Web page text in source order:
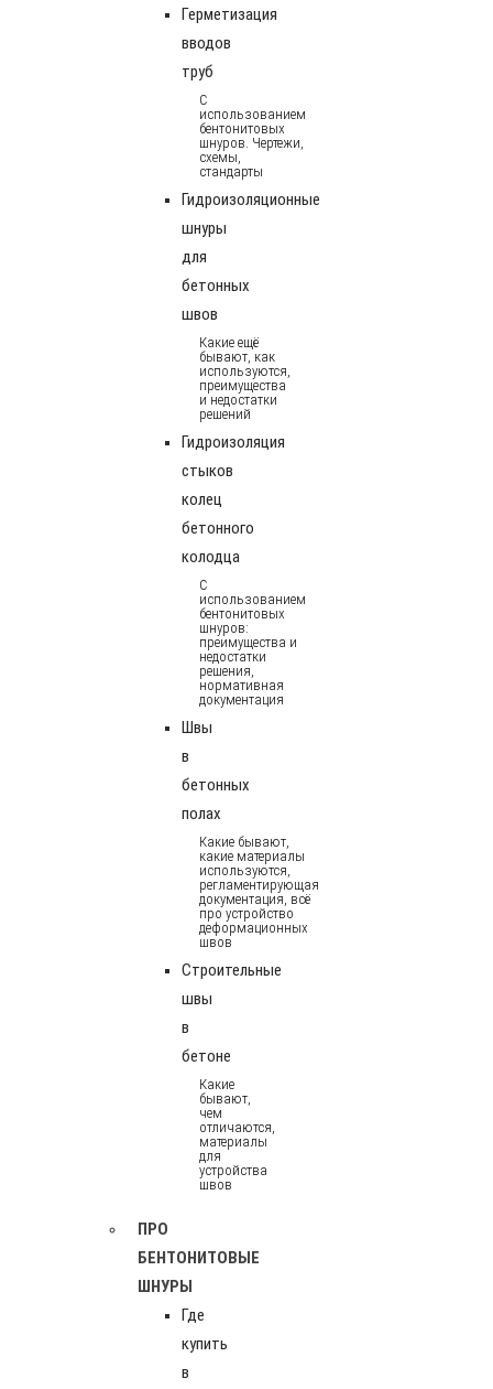
Герметизация
вводов
труб
С
использованием
бентонитовых
шнуров. Чертежи,
схемы,
стандарты
Гидроизоляционные
шнуры
для
бетонных
швов
Какие ещё
бывают, как
используются,
преимущества
и недостатки
решений
Гидроизоляция
стыков
колец
бетонного
колодца
С
использованием
бентонитовых
шнуров:
преимущества и
недостатки
решения,
нормативная
документация
Швы
в
бетонных
полах
Какие бывают,
какие материалы
используются,
регламентирующая
документация, всё
про устройство
деформационных
швов
Строительные
швы
в
бетоне
Какие
бывают,
чем
отличаются,
материалы
для
устройства
швов
ПРО
БЕНТОНИТОВЫЕ
ШНУРЫ
Где
купить
в